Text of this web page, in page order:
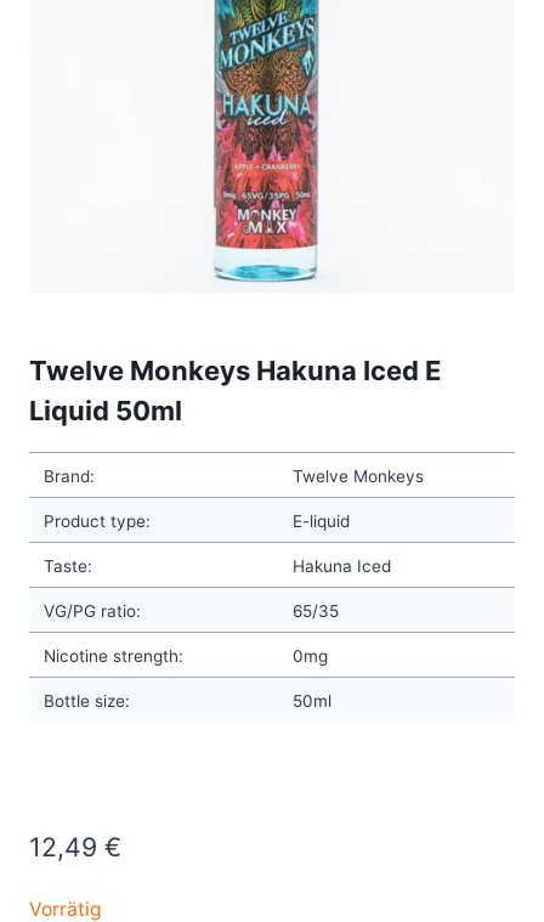
Twelve Monkeys Hakuna Iced E
Liquid 50ml
Brand: Twelve Monkeys
Product type: E-liquid
Taste: Hakuna Iced
VG/PG ratio: 65/35
Nicotine strength: 0mg
Bottle size: 50ml
12,49 €
Vorrätig